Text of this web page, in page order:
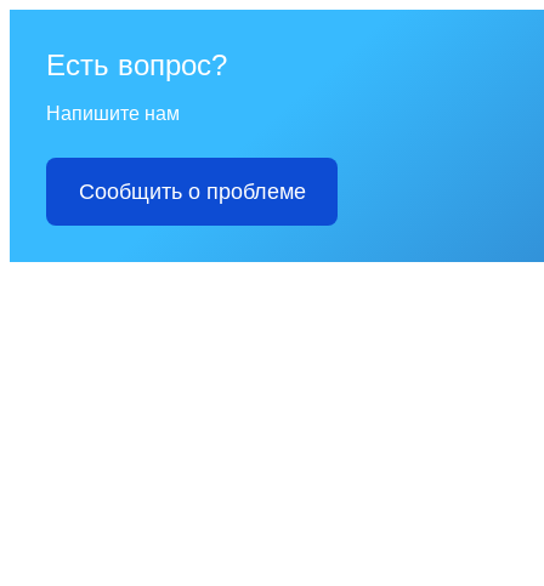
Есть вопрос?
Напишите нам
Сообщить о проблеме